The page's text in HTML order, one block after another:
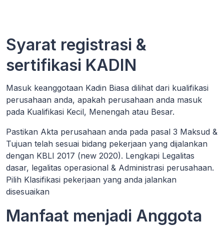
Syarat registrasi &
sertifikasi KADIN
Masuk keanggotaan Kadin Biasa dilihat dari kualifikasi
perusahaan anda, apakah perusahaan anda masuk
pada Kualifikasi Kecil, Menengah atau Besar.
Pastikan Akta perusahaan anda pada pasal 3 Maksud &
Tujuan telah sesuai bidang pekerjaan yang dijalankan
dengan KBLI 2017 (new 2020). Lengkapi Legalitas
dasar, legalitas operasional & Administrasi perusahaan.
Pilih Klasifikasi pekerjaan yang anda jalankan
disesuaikan
Manfaat menjadi Anggota